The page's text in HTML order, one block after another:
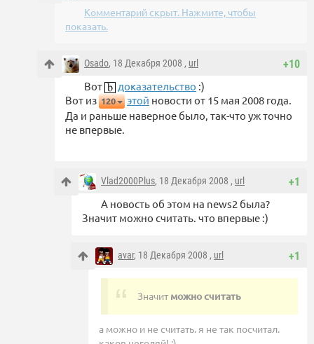
Комментарий скрыт. Нажмите, чтобы
показать.
+10
Osado, 18 Декабря 2008 , url
Вот доказательство :)
Вот из 120 этой новости от 15 мая 2008 года.
Да и раньше наверное было, так-что уж точно
не впервые.
+1
Vlad2000Plus, 18 Декабря 2008 , url
А новость об этом на news2 была?
Значит можно считать. что впервые :)
+1
avar, 18 Декабря 2008 , url
Значитможно считать
а можно и не считать. я не так посчитал.